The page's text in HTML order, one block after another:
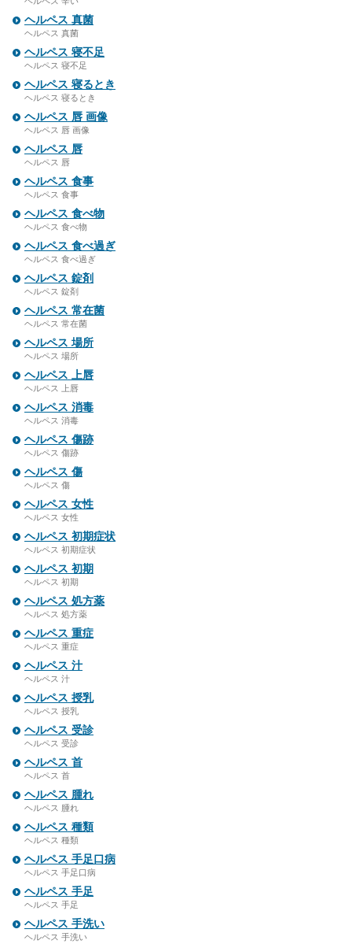
ヘルペス 真菌
ヘルペス 真菌
ヘルペス 寝不足
ヘルペス 寝不足
ヘルペス 寝るとき
ヘルペス 寝るとき
ヘルペス 唇 画像
ヘルペス 唇 画像
ヘルペス 唇
ヘルペス 唇
ヘルペス 食事
ヘルペス 食事
ヘルペス 食べ物
ヘルペス 食べ物
ヘルペス 食べ過ぎ
ヘルペス 食べ過ぎ
ヘルペス 錠剤
ヘルペス 錠剤
ヘルペス 常在菌
ヘルペス 常在菌
ヘルペス 場所
ヘルペス 場所
ヘルペス 上唇
ヘルペス 上唇
ヘルペス 消毒
ヘルペス 消毒
ヘルペス 傷跡
ヘルペス 傷跡
ヘルペス 傷
ヘルペス 傷
ヘルペス 女性
ヘルペス 女性
ヘルペス 初期症状
ヘルペス 初期症状
ヘルペス 初期
ヘルペス 初期
ヘルペス 処方薬
ヘルペス 処方薬
ヘルペス 重症
ヘルペス 重症
ヘルペス 汁
ヘルペス 汁
ヘルペス 授乳
ヘルペス 授乳
ヘルペス 受診
ヘルペス 受診
ヘルペス 首
ヘルペス 首
ヘルペス 腫れ
ヘルペス 腫れ
ヘルペス 種類
ヘルペス 種類
ヘルペス 手足口病
ヘルペス 手足口病
ヘルペス 手足
ヘルペス 手足
ヘルペス 手洗い
ヘルペス 手洗い